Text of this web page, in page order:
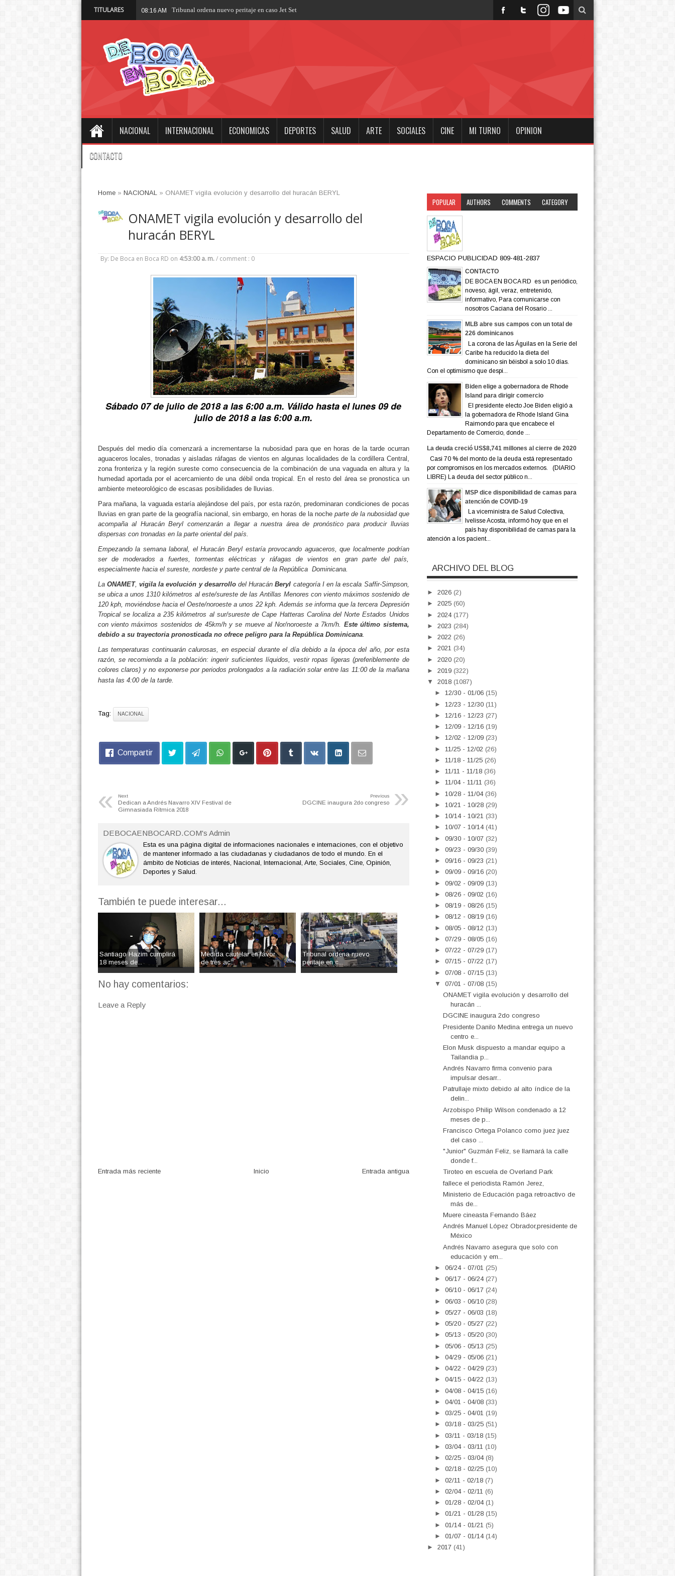
TITULARES 08:07 AM
NACIONAL INTERNACIONAL ECONOMICAS DEPORTES SALUD ARTE SOCIALES CINE MI TURNO OPINION
CONTACTO
Home» NACIONAL» ONAMET vigila evolución y desarrollo del huracán BERYL
ONAMET vigila evolución y desarrollo del
huracán BERYL
By: De Boca en Boca RD on 4:53:00 a. m. / comment : 0
Sábado 07 de julio de 2018 a las 6:00 a.m. Válido hasta el lunes 09 de
julio de 2018 a las 6:00 a.m.
Después del medio día comenzará a incrementarse la nubosidad para que en horas de la tarde ocurran
aguaceros locales, tronadas y aisladas ráfagas de vientos en algunas localidades de la cordillera Central,
zona fronteriza y la región sureste como consecuencia de la combinación de una vaguada en altura y la
humedad aportada por el acercamiento de una débil onda tropical. En el resto del área se pronostica un
ambiente meteorológico de escasas posibilidades de lluvias.
Para mañana, la vaguada estaría alejándose del país, por esta razón, predominaran condiciones de pocas
lluvias en gran parte de la geografía nacional, sin embargo, en horas de la noche parte de la nubosidad que
acompaña al Huracán Beryl comenzarán a llegar a nuestra área de pronóstico para producir lluvias
dispersas con tronadas en la parte oriental del país.
Empezando la semana laboral, el Huracán Beryl estaría provocando aguaceros, que localmente podrían
ser de moderados a fuertes, tormentas eléctricas y ráfagas de vientos en gran parte del país,
especialmente hacia el sureste, nordeste y parte central de la República Dominicana.
La ONAMET, vigila la evolución y desarrollodel HuracánBeryl categoría I en la escala Saffir-Simpson,
se ubica a unos 1310 kilómetros al este/sureste de las Antillas Menores con viento máximos sostenido de
120 kph, moviéndose hacia el Oeste/noroeste a unos 22 kph. Además se informa que la tercera Depresión
Tropical se localiza a 235 kilómetros al sur/sureste de Cape Hatteras Carolina del Norte Estados Unidos
con viento máximos sostenidos de 45km/h y se mueve al Nor/noroeste a 7km/h. Este último sistema,
debido a su trayectoria pronosticada no ofrece peligro para la República Dominicana.
Las temperaturas continuarán calurosas, en especial durante el día debido a la época del año, por esta
razón, se recomienda a la población: ingerir suficientes líquidos, vestir ropas ligeras (preferiblemente de
colores claros) y no exponerse por periodos prolongados a la radiación solar entre las 11:00 de la mañana
hasta las 4:00 de la tarde.
Tag: NACIONAL
Compartir
« Next
Dedican a Andrés Navarro XIV Festival de
Gimnasiada Rítmica 2018
»
Previous
DGCINE inaugura 2do congreso
DEBOCAENBOCARD.COM's Admin
Esta es una página digital de informaciones nacionales e internaciones, con el objetivo
de mantener informado a las ciudadanas y ciudadanos de todo el mundo. En el
ámbito de Noticias de interés, Nacional, Internacional, Arte, Sociales, Cine, Opinión,
Deportes y Salud.
También te puede interesar...
Santiago Hazim cumplirá
18 meses de...
Medida cautelar en favor
de tres ac...
Tribunal ordena nuevo
peritaje en c...
No hay comentarios:
Leave a Reply
Entrada más reciente Entrada antigua
Inicio
POPULAR AUTHORS COMMENTS CATEGORY
ESPACIO PUBLICIDAD 809-481-2837
CONTACTO
DE BOCA EN BOCA RD es un periódico,
noveso, ágil, veraz, entretenido,
informativo, Para comunicarse con
nosotros Caciana del Rosario ...
MLB abre sus campos con un total de
226 dominicanos
La corona de las Águilas en la Serie del
Caribe ha reducido la dieta del
dominicano sin béisbol a solo 10 días.
Con el optimismo que despi...
Biden elige a gobernadora de Rhode
Island para dirigir comercio
El presidente electo Joe Biden eligió a
la gobernadora de Rhode Island Gina
Raimondo para que encabece el
Departamento de Comercio, donde ...
La deuda creció US$8,741 millones al cierre de 2020
Casi 70 % del monto de la deuda está representado
por compromisos en los mercados externos. (DIARIO
LIBRE) La deuda del sector público n...
MSP dice disponibilidad de camas para
atención de COVID-19
La viceministra de Salud Colectiva,
Ivelisse Acosta, informó hoy que en el
país hay disponibilidad de camas para la
atención a los pacient...
ARCHIVO DEL BLOG
► 2026 (2)
► 2025 (60)
► 2024 (177)
► 2023 (284)
► 2022 (26)
► 2021 (34)
► 2020 (20)
► 2019 (322)
▼ 2018 (1087)
►12/30 - 01/06 (15)
► 12/23 - 12/30 (11)
► 12/16 - 12/23 (27)
►12/09 - 12/16 (19)
►12/02 - 12/09 (23)
► 11/25 - 12/02 (26)
► 11/18 - 11/25 (26)
►11/11 - 11/18 (36)
►11/04 - 11/11 (36)
► 10/28 - 11/04 (36)
► 10/21 - 10/28 (29)
►10/14 - 10/21 (33)
►10/07 - 10/14 (41)
►09/30 - 10/07 (32)
►09/23 - 09/30 (39)
►09/16 - 09/23 (21)
►09/09 - 09/16 (20)
►09/02 - 09/09 (13)
►08/26 - 09/02 (16)
►08/19 - 08/26 (15)
►08/12 - 08/19 (16)
►08/05 - 08/12 (13)
►07/29 - 08/05 (16)
►07/22 - 07/29 (17)
►07/15 - 07/22 (17)
►07/08 - 07/15 (13)
▼07/01 - 07/08 (15)
ONAMET vigila evolución y desarrollo del
huracán ...
DGCINE inaugura 2do congreso
Presidente Danilo Medina entrega un nuevo
centro e...
Elon Musk dispuesto a mandar equipo a
Tailandia p...
Andrés Navarro firma convenio para
impulsar desarr...
Patrullaje mixto debido al alto índice de la
delin...
Arzobispo Philip Wilson condenado a 12
meses de p...
Francisco Ortega Polanco como juez juez
del caso ...
"Junior" Guzmán Feliz, se llamará la calle
donde f...
Tiroteo en escuela de Overland Park
fallece el periodista Ramón Jerez,
Ministerio de Educación paga retroactivo de
más de...
Muere cineasta Fernando Báez
Andrés Manuel López Obrador,presidente de
México
Andrés Navarro asegura que solo con
educación y em...
►06/24 - 07/01 (25)
►06/17 - 06/24 (27)
►06/10 - 06/17 (24)
►06/03 - 06/10 (28)
►05/27 - 06/03 (18)
►05/20 - 05/27 (22)
►05/13 - 05/20 (30)
►05/06 - 05/13 (25)
►04/29 - 05/06 (21)
►04/22 - 04/29 (23)
►04/15 - 04/22 (13)
►04/08 - 04/15 (16)
►04/01 - 04/08 (33)
►03/25 - 04/01 (19)
►03/18 - 03/25 (51)
►03/11 - 03/18 (15)
►03/04 - 03/11 (10)
►02/25 - 03/04 (8)
►02/18 - 02/25 (10)
►02/11 - 02/18 (7)
►02/04 - 02/11 (6)
►01/28 - 02/04 (1)
►01/21 - 01/28 (15)
►01/14 - 01/21 (5)
►01/07 - 01/14 (14)
► 2017 (41)